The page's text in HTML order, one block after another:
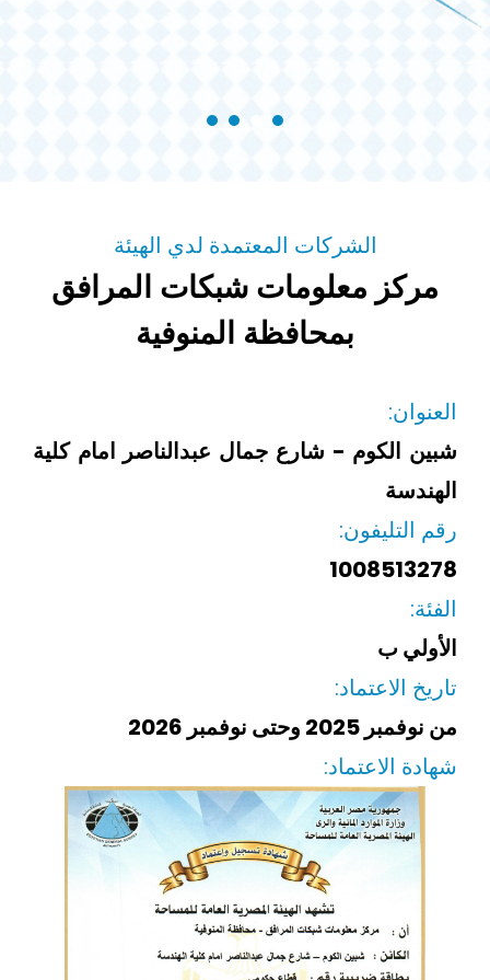
الشركات المعتمدة لدي الهيئة
مركز معلومات شبكات المرافق
بمحافظة المنوفية
العنوان:
شبين الكوم - شارع جمال عبدالناصر امام كلية
الهندسة
رقم التليفون:
1008513278
الفئة:
الأولي ب
تاريخ الاعتماد:
من نوفمبر 2025 وحتى نوفمبر 2026
شهادة الاعتماد: